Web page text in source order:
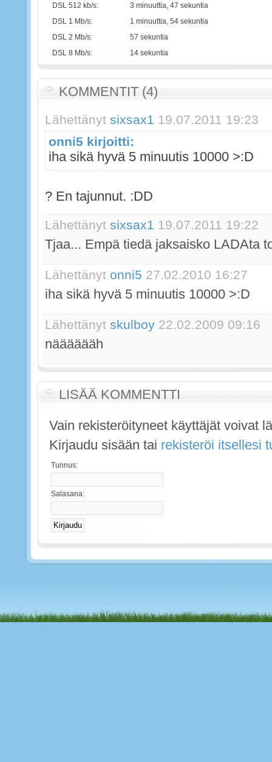
DSL 512 kb/s:
3 minuuttia, 47 sekuntia
DSL 1 Mb/s:
1 minuuttia, 54 sekuntia
DSL 2 Mb/s:
57 sekuntia
DSL 8 Mb/s:
14 sekuntia
KOMMENTIT (4)
Lähettänyt sixsax1 19.07.2011 19:23
onni5 kirjoitti:
iha sikä hyvä 5 minuutis 10000 >:D
? En tajunnut. :DD
Lähettänyt sixsax1 19.07.2011 19:22
Tjaa... Empä tiedä jaksaisko LADAta
Lähettänyt onni5 27.02.2010 16:27
iha sikä hyvä 5 minuutis 10000 >:D
Lähettänyt skulboy 22.02.2009 09:16
nääääääh
LISÄÄ KOMMENTTI
Vain rekisteröityneet käyttäjät voivat
Kirjaudu sisään tai rekisteröi itsellesi
Tunnus:
Salasana: